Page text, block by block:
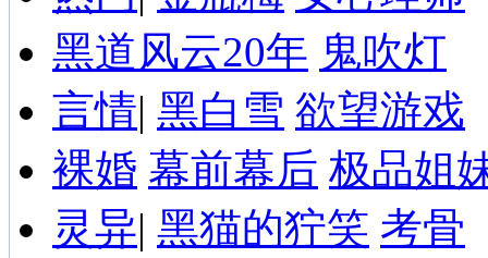
黑道风云20年 鬼吹灯
言情| 黑白雪 欲望游戏
裸婚 幕前幕后 极品姐
灵异| 黑猫的狞笑 考骨